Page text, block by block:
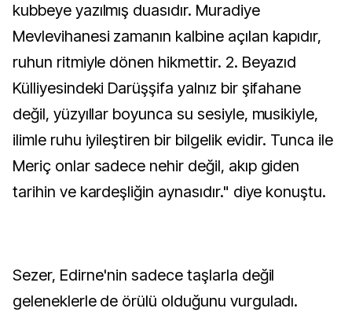
kubbeye yazılmış duasıdır. Muradiye
Mevlevihanesi zamanın kalbine açılan kapıdır,
ruhun ritmiyle dönen hikmettir. 2. Beyazıd
Külliyesindeki Darüşşifa yalnız bir şifahane
değil, yüzyıllar boyunca su sesiyle, musikiyle,
ilimle ruhu iyileştiren bir bilgelik evidir. Tunca ile
Meriç onlar sadece nehir değil, akıp giden
tarihin ve kardeşliğin aynasıdır." diye konuştu.
Sezer, Edirne'nin sadece taşlarla değil
geleneklerle de örülü olduğunu vurguladı.